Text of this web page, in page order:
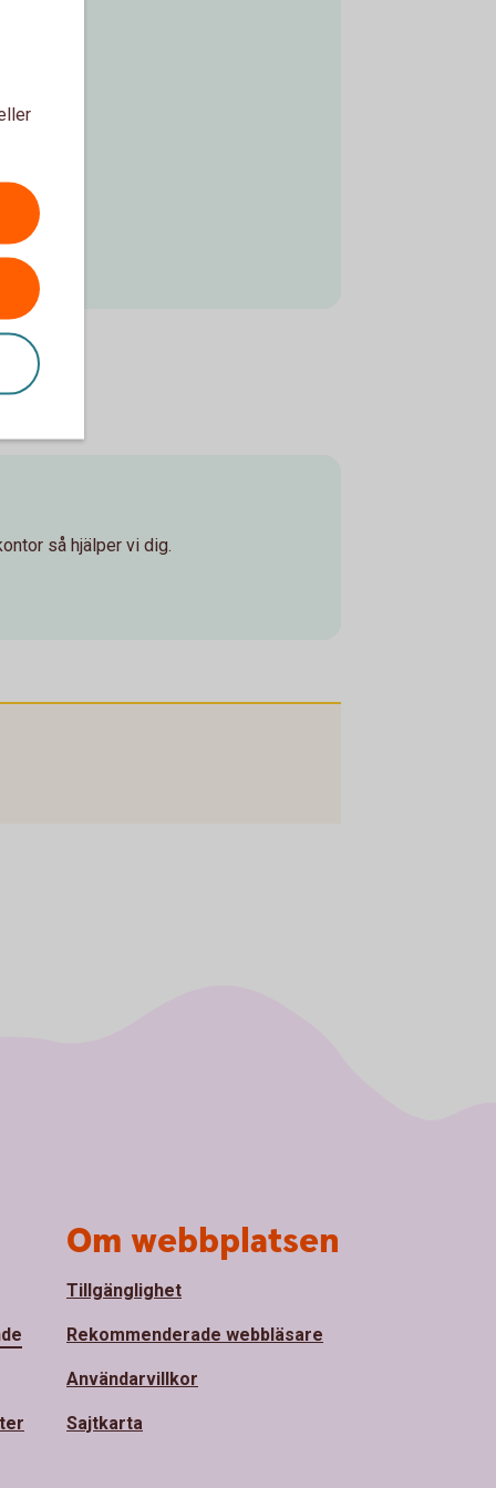
så hjälper vi dig.
Om webbplatsen
Tillgänglighet
Rekommenderade webbläsare
Användarvillkor
Sajtkarta